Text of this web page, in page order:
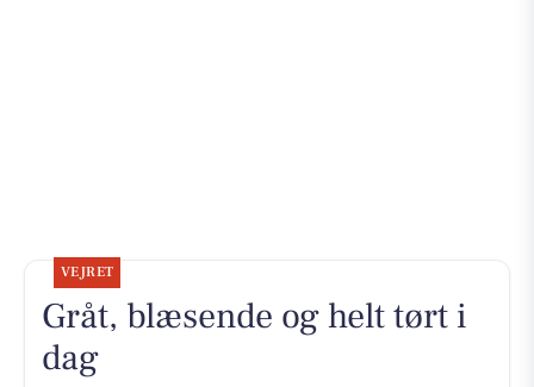
VEJRET
Gråt, blæsende og helt tørt i
dag